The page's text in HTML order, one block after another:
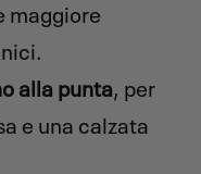
maggiore
alla punta, per
e una calzata